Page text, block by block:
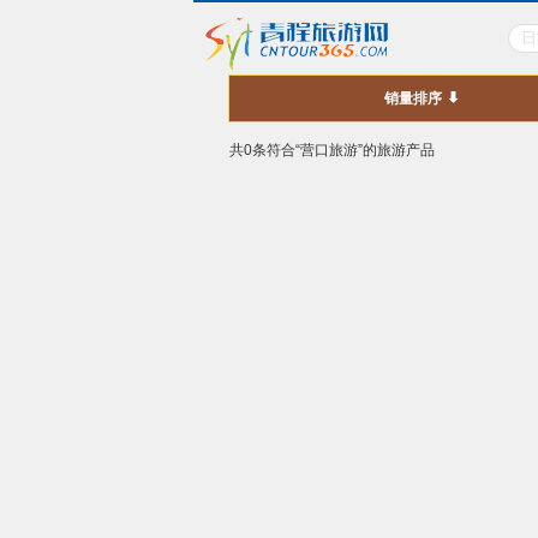
销量排序
共0条符合“营口旅游”的旅游产品